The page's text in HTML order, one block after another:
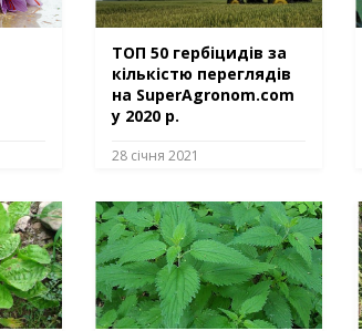
ТОП 50 гербіцидів за
кількістю переглядів
на SuperAgronom.com
у 2020 р.
28 січня 2021